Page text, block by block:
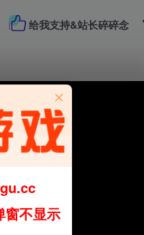
给我支持&站长碎碎念
窗不显示